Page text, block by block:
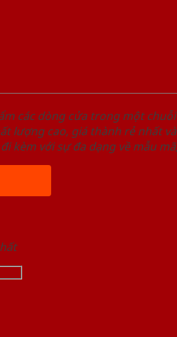
các dòng cửa trong một
lượng cao, giá thành rẻ nhất
đi kèm với sự đa dạng về mẫu